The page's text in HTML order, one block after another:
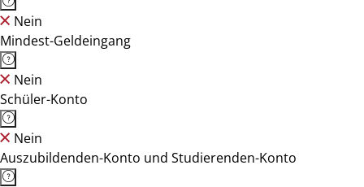
Nein
Mindest-Geldeingang
Nein
Schüler-Konto
Nein
Auszubildenden-Konto und Studierenden-Konto